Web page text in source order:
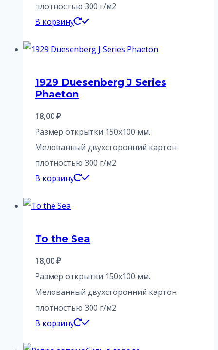
плотностью 300 г/м2
В корзину
1929 Duesenberg J Series
Phaeton
18,00₽
Размер открытки 150х100 мм.
Мелованный двухсторонний картон
плотностью 300 г/м2
В корзину
To the Sea
18,00₽
Размер открытки 150х100 мм.
Мелованный двухсторонний картон
плотностью 300 г/м2
В корзину